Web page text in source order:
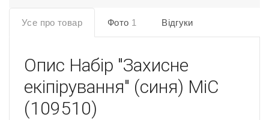
Усе про товар Фото 1 Відгуки
Опис Набір "Захисне
екіпірування" (синя) MiC
(109510)